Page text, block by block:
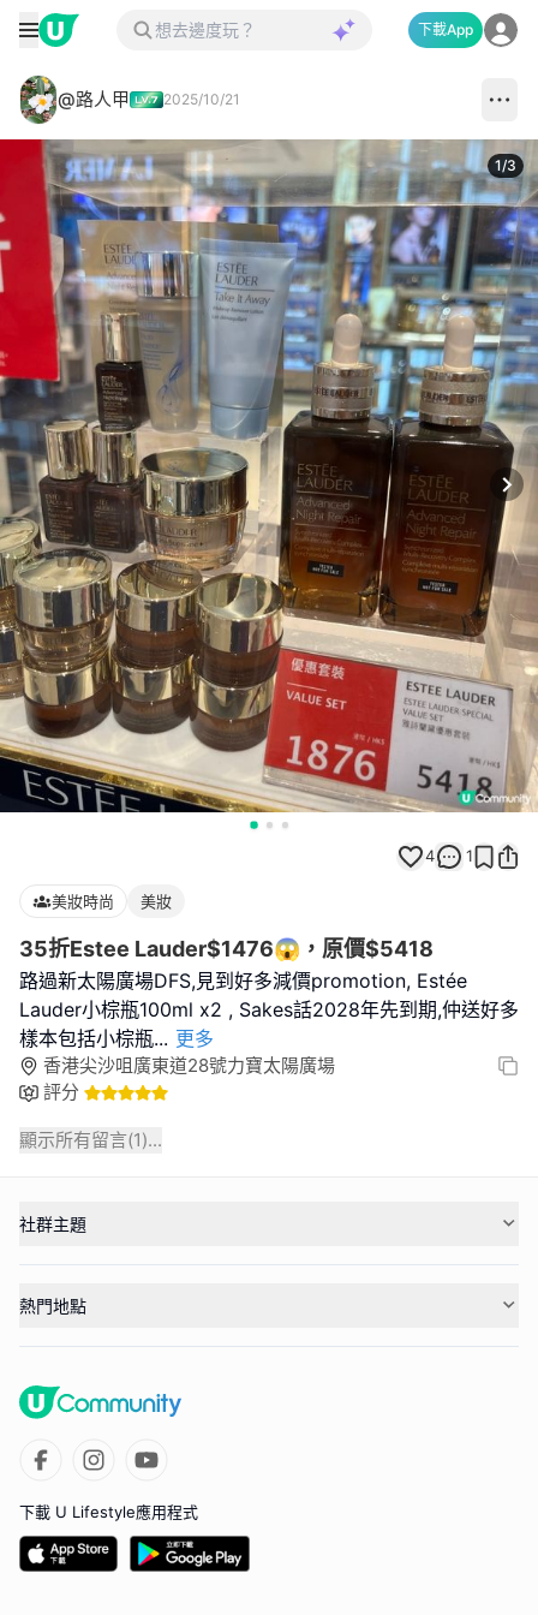
下載App
@路人甲 2025/10/21
1/3
4 1
美妝時尚 美妝
35折Estee Lauder$1476😱，原價$5418
路過新太陽廣場DFS,見到好多減價promotion, Estée
Lauder小棕瓶100ml x2 , Sakes話2028年先到期,仲送好多
樣本包括小棕瓶... 更多
香港尖沙咀廣東道28號力寶太陽廣場
評分
顯示所有留言(1)...
社群主題
熱門地點
下載 U Lifestyle應用程式